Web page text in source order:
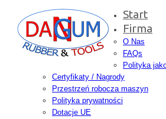
Start
Firma
O Nas
FAQs
Polityka
Certyfikaty / Nagrody
Przestrzeń robocza maszyn
Polityka prywatności
Dotacje UE